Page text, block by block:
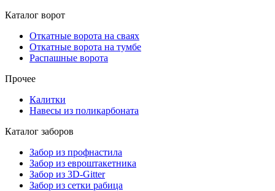
Каталог ворот
Откатные ворота на сваях
Откатные ворота на тумбе
Распашные ворота
Прочее
Калитки
Навесы из поликарбоната
Каталог заборов
Забор из профнастила
Забор из евроштакетника
Забор из 3D-Gitter
Забор из сетки рабица